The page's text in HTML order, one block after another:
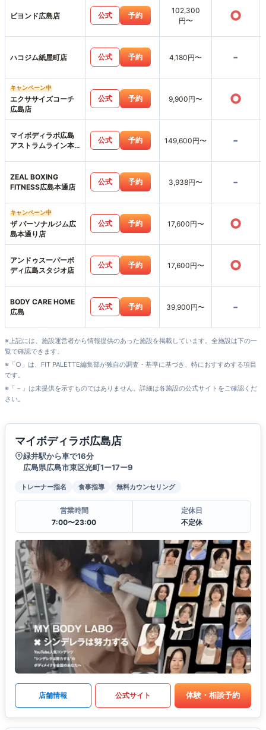
ビヨンド広島店 公式 予約
102,300
円〜
○
ハコジム紙屋町店 公式 予約 4,180円〜 -
キャンペーン中
エクササイズコーチ
広島店
公式 予約 9,900円〜 ○
マイボディラボ広島
アストラムライン本
公式 予約 149,600円〜 -
ZEAL BOXING
FITNESS広島本通店
公式 予約 3,938円〜 -
キャンペーン中
ザ パーソナルジム広
島本通り店
公式 予約 17,600円〜 ○
アンドゥスーパーボ
ディ広島スタジオ店
公式 予約 17,600円〜 ○
BODY CARE HOME
広島
公式 予約 39,900円〜 -
※上記には、施設運営者から情報提供のあった施設を掲載しています。全施設は下の一
覧で確認できます。
※「○」は、FIT PALETTE編集部が独自の調査・基準に基づき、特におすすめする項目
です。
※「－」は未提供を示すものではありません。詳細は各施設の公式サイトをご確認くだ
さい。
マイボディラボ広島店
緑井駅から車で16分
広島県広島市東区光町1ー17ー9
トレーナー指名 食事指導 無料カウンセリング
営業時間
7:00〜23:00
定休日
不定休
店舗情報 公式サイト 体験・相談予約